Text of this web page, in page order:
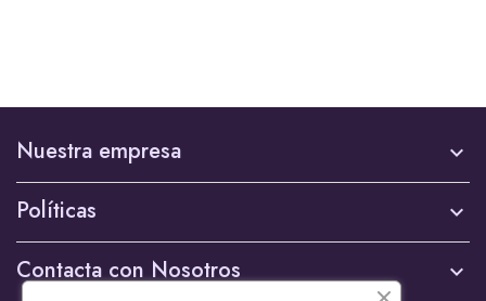
Nuestra empresa 
Políticas 
Contacta con Nosotros 